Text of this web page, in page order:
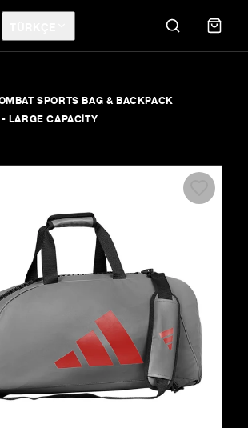
SPORTS BAG & BACKPACK
LARGE CAPACITY